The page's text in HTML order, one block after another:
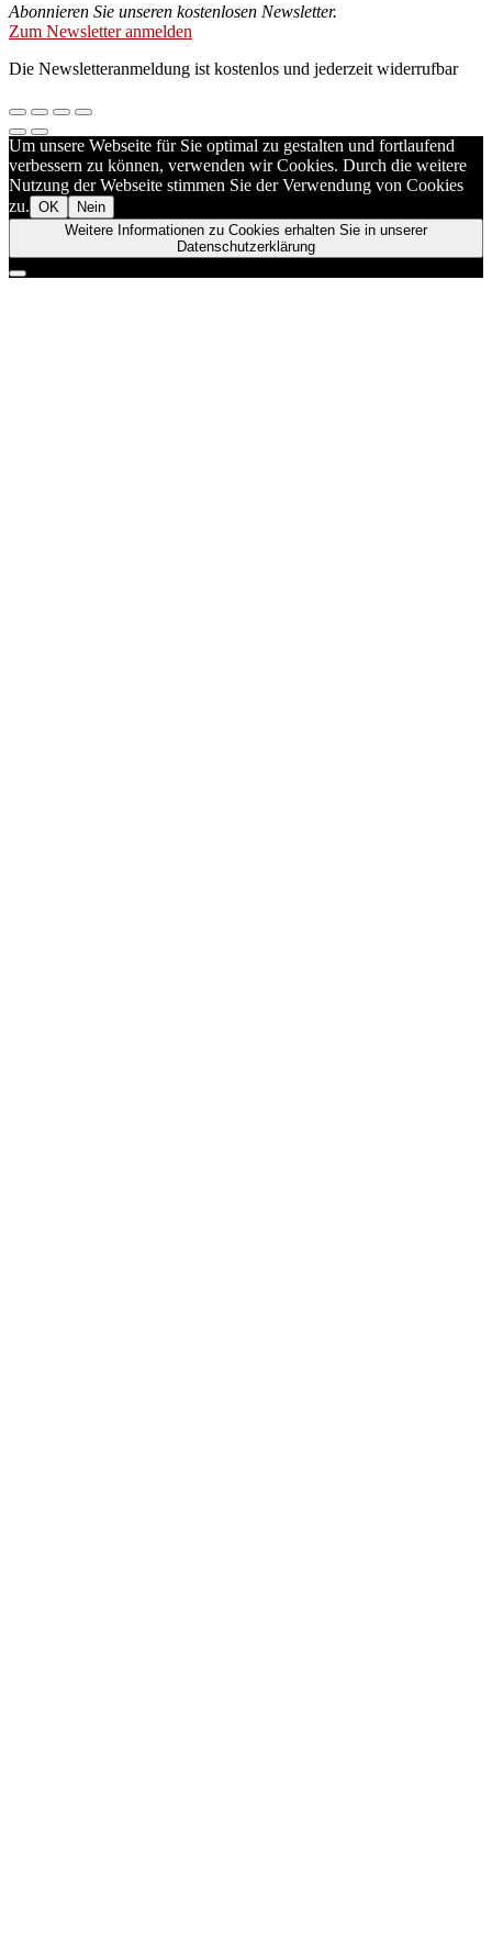
Abonnieren Sie unseren kostenlosen Newsletter.
Zum Newsletter anmelden
Die Newsletteranmeldung ist kostenlos und jederzeit widerrufbar
Um unsere Webseite für Sie optimal zu gestalten und fortlaufend
verbessern zu können, verwenden wir Cookies. Durch die weitere
Nutzung der Webseite stimmen Sie der Verwendung von Cookies
zu. OK
Nein
Weitere Informationen zu Cookies erhalten Sie in unserer
Datenschutzerklärung